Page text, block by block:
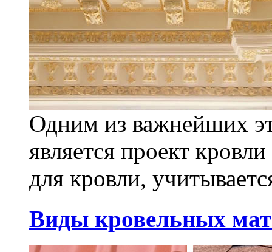
Одним из важнейших
является проект
для кровли,
Виды кровельных